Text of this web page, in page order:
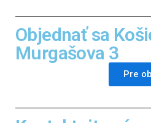
Objednať sa
Murgašova 3
Pre